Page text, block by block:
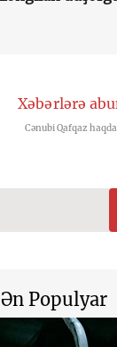
Xəbərlərə
Cənubi Qafqaz
Ən Populyar